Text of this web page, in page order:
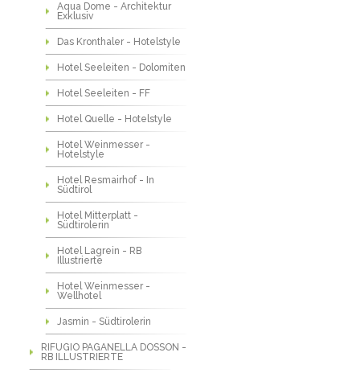
Aqua Dome - Architektur
Exklusiv
Das Kronthaler - Hotelstyle
Hotel Seeleiten - Dolomiten
Hotel Seeleiten - FF
Hotel Quelle - Hotelstyle
Hotel Weinmesser -
Hotelstyle
Hotel Resmairhof - In
Südtirol
Hotel Mitterplatt -
Südtirolerin
Hotel Lagrein - RB
Illustrierte
Hotel Weinmesser -
Wellhotel
Jasmin - Südtirolerin
RIFUGIO PAGANELLA DOSSON -
RB ILLUSTRIERTE